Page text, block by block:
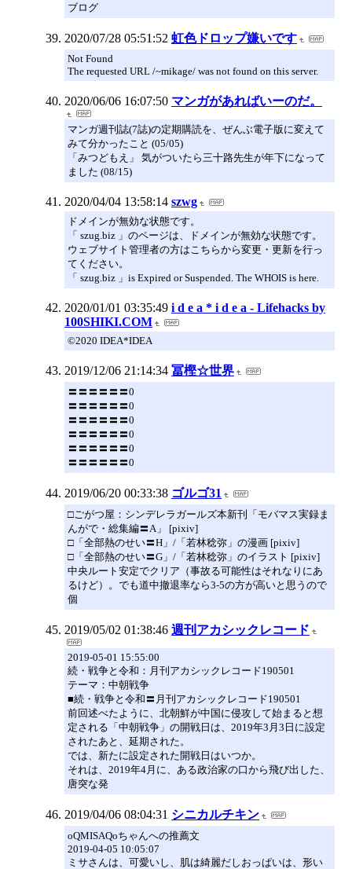
ブログ
2020/07/28 05:51:52 虹色ドロップ嫌いです
Not Found
The requested URL /~mikage/ was not found on this server.
2020/06/06 16:07:50 マンガがあればいーのだ。
マンガ週刊誌(7誌)の定期購読を、ぜんぶ電子版に変えて
みて分かったこと (05/05)
「みつどもえ」 気がついたら三十路先生が年下になって
ました (08/15)
2020/04/04 13:58:14 szwg
ドメインが無効な状態です。
「 szug.biz 」のページは、ドメインが無効な状態です。
ウェブサイト管理者の方はこちらから変更・更新を行っ
てください。
「 szug.biz 」is Expired or Suspended. The WHOIS is here.
2020/01/01 03:35:49 i d e a * i d e a - Lifehacks by
100SHIKI.COM
©2020 IDEA*IDEA
2019/12/06 21:14:34 冨樫☆世界
〓〓〓〓〓〓0
〓〓〓〓〓〓0
〓〓〓〓〓〓0
〓〓〓〓〓〓0
〓〓〓〓〓〓0
〓〓〓〓〓〓0
2019/06/20 00:33:38 ゴルゴ31
□ごがつ屋：シンデレラガールズ本新刊「モバマス実録ま
んがで・総集編〓A」 [pixiv]
□「全部熱のせい〓H」/「若林稔弥」の漫画 [pixiv]
□「全部熱のせい〓G」/「若林稔弥」のイラスト [pixiv]
中央ルート安定でクリア（事故る可能性はそれなりにあ
るけど）。でも道中撤退率なら3-5の方が高いと思うので
個
2019/05/02 01:38:46 週刊アカシックレコード
2019-05-01 15:55:00
続・戦争と令和：月刊アカシックレコード190501
テーマ：中朝戦争
■続・戦争と令和〓月刊アカシックレコード190501
前回述べたように、北朝鮮が中国に侵攻して始まると想
定される「中朝戦争」の開戦日は、2019年3月3日に設定
されたあと、延期された。
では、新たに設定された開戦日はいつか。
それは、2019年4月に、ある政治家の口から飛び出した、
唐突な発
2019/04/06 08:04:31 シニカルチキン
oQMISAQoちゃんへの推薦文
2019-04-05 10:05:07
ミサさんは、可愛いし、肌は綺麗だしおっぱいは、形い